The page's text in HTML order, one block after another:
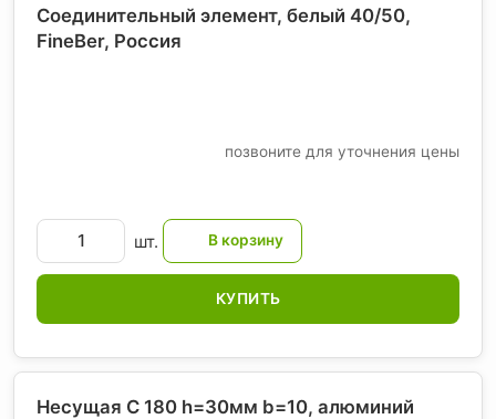
Соединительный элемент, белый 40/50,
FineBer, Россия
позвоните для уточнения цены
шт.
КУПИТЬ
Несущая С 180 h=30мм b=10, алюминий